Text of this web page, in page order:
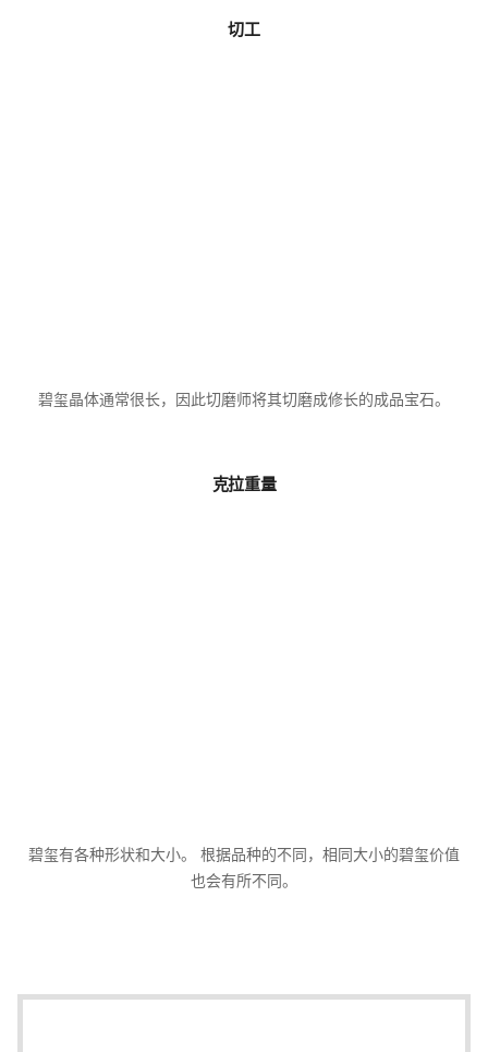
切工
碧玺晶体通常很长，因此切磨师将其切磨成修长的成品宝石。
克拉重量
碧玺有各种形状和大小。 根据品种的不同，相同大小的碧玺价值
也会有所不同。